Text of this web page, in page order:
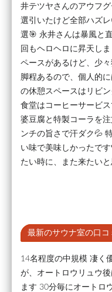
井テツヤさんのアウフ
選引いたけど全部ハズ
選🎯 永井さんは暴風と
回もヘロヘロに昇天し
ペースがあるけど、少
脚程あるので、個人的
の休憩スペースはリビ
食堂はコーヒーサービ
婆豆腐と特製コーラを
ンチの旨さで汗ダク💦
い味で美味しかったで
たい時に、また来たい
最新のサウナ室の口コ
14名程度の中規模 凄く
が、オートロウリュウ
ます 30分毎にオートロ